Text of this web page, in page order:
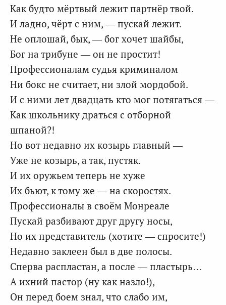
Как будто мёртвый лежит партнёр твой.
И ладно, чёрт с ним, — пускай лежит.
Не оплошай, бык, — бог хочет шайбы,
Бог на трибуне — он не простит!
Профессионалам судья криминалом
Ни бокс не считает, ни злой мордобой.
И с ними лет двадцать кто мог потягаться —
Как школьнику драться с отборной
шпаной?!
Но вот недавно их козырь главный —
Уже не козырь, а так, пустяк.
И их оружьем теперь не хуже
Их бьют, к тому же — на скоростях.
Профессионалы в своём Монреале
Пускай разбивают друг другу носы,
Но их представитель (хотите — спросите!)
Недавно заклеен был в две полосы.
Сперва распластан, а после — пластырь…
А ихний пастор (ну как назло!),
Он перед боем знал, что слабо им,